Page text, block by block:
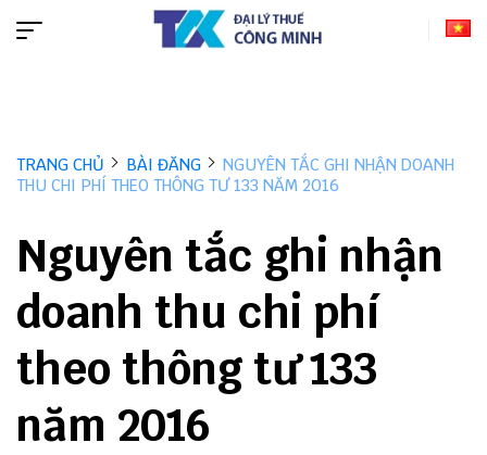
TRANG CHỦ BÀI ĐĂNG
NGUYÊN TẮC GHI NHẬN DOANH
THU CHI PHÍ THEO THÔNG TƯ 133 NĂM 2016
Nguyên tắc ghi nhận
doanh thu chi phí
theo thông tư 133
năm 2016